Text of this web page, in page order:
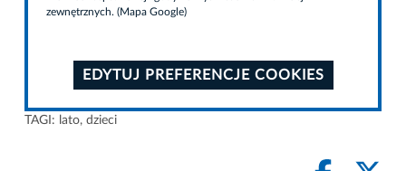
zewnętrznych. (Mapa Google)
EDYTUJ PREFERENCJE COOKIES
TAGI: lato, dzieci